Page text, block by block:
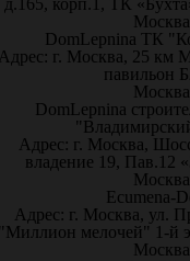
д.165, корп.1, ТК
Москва
DomLepnina ТК
г. Москва, 25 км
павильон
Москва
DomLepnina
Адрес: г. Москва,
владение 19, Пав.12
Москва
Ecumena-
Адрес: г. Москва, ул.
мелочей" 1-й
Москва